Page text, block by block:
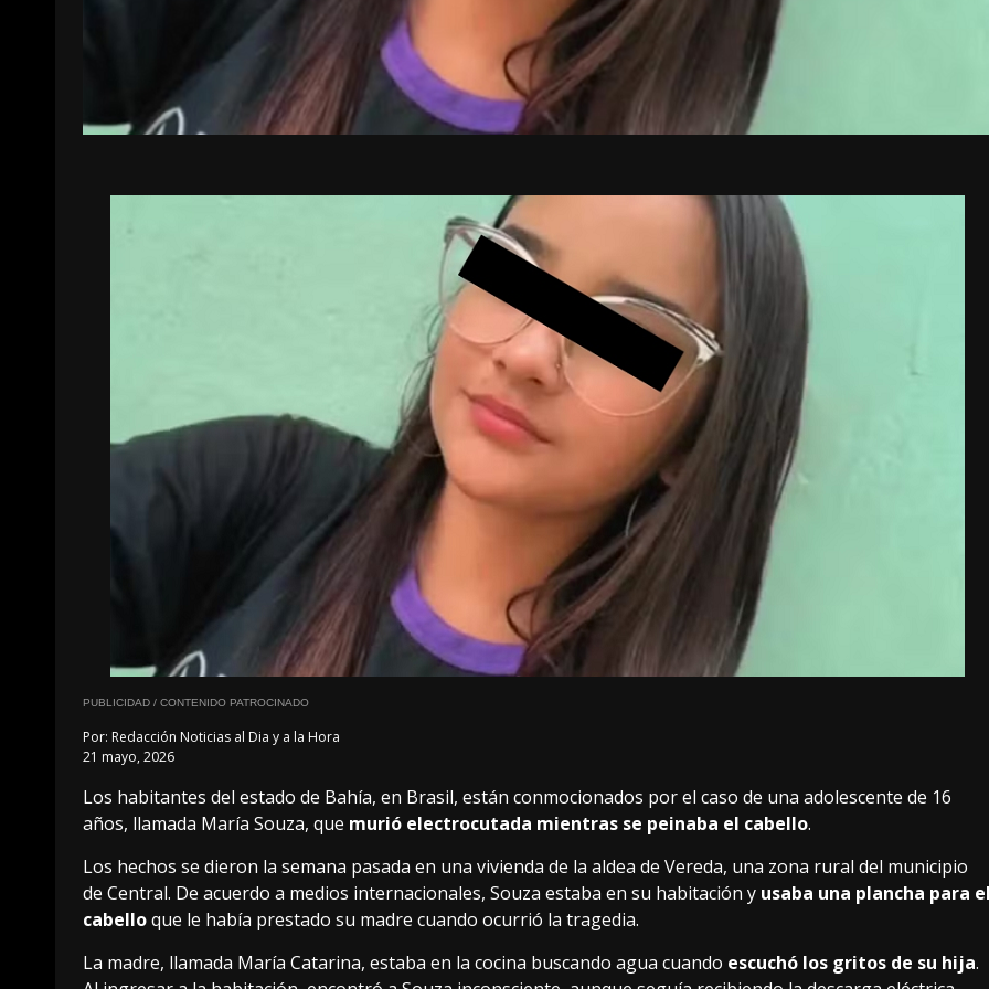
PUBLICIDAD / CONTENIDO PATROCINADO
Por: Redacción Noticias al Dia y a la Hora
21 mayo, 2026
Los habitantes del estado de Bahía, en Brasil, están conmocionados por el caso de una adolescente de 16
años, llamada María Souza, que murió electrocutada mientras se peinaba el cabello.
Los hechos se dieron la semana pasada en una vivienda de la aldea de Vereda, una zona rural del municipio
de Central. De acuerdo a medios internacionales, Souza estaba en su habitación y usaba una plancha para
cabelloque le había prestado su madre cuando ocurrió la tragedia.
La madre, llamada María Catarina, estaba en la cocina buscando agua cuando escuchó los gritos de su hija.